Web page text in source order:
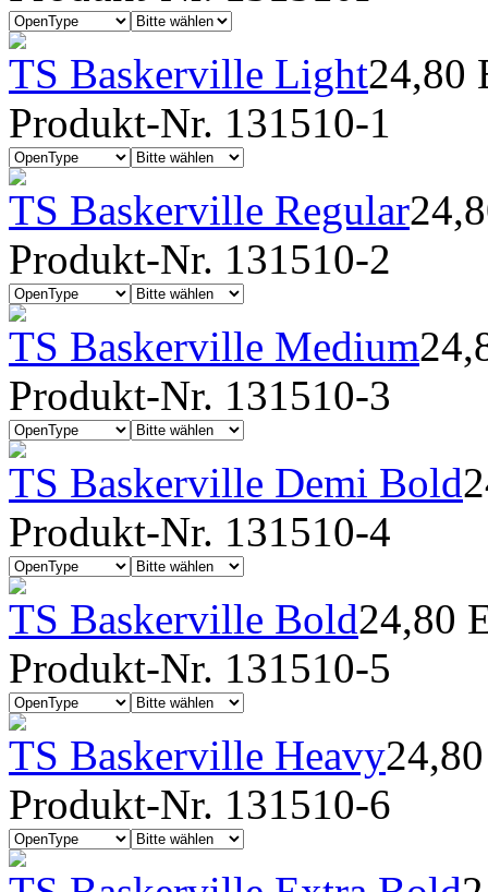
TS Baskerville Light24,80
Produkt-Nr. 131510-1
TS Baskerville Regular
Produkt-Nr. 131510-2
TS Baskerville Medium
Produkt-Nr. 131510-3
TS Baskerville Demi Bold
Produkt-Nr. 131510-4
TS Baskerville Bold24,80
Produkt-Nr. 131510-5
TS Baskerville Heavy
Produkt-Nr. 131510-6